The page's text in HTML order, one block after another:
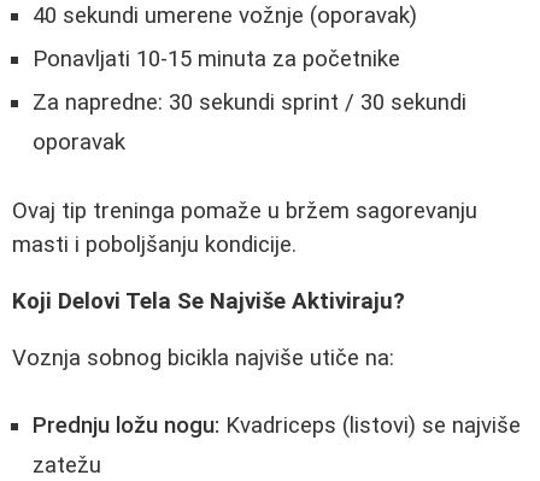
40 sekundi umerene vožnje (oporavak)
Ponavljati 10-15 minuta za početnike
Za napredne: 30 sekundi sprint / 30 sekundi
oporavak
Ovaj tip treninga pomaže u bržem sagorevanju
masti i poboljšanju kondicije.
Koji Delovi Tela Se Najviše Aktiviraju?
Voznja sobnog bicikla najviše utiče na:
Prednju ložu nogu: Kvadriceps (listovi) se najviše
zatežu